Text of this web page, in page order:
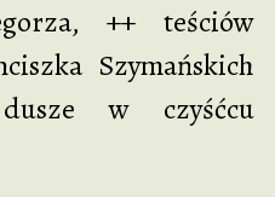
++ teściów
Szymańskich
w czyśćcu